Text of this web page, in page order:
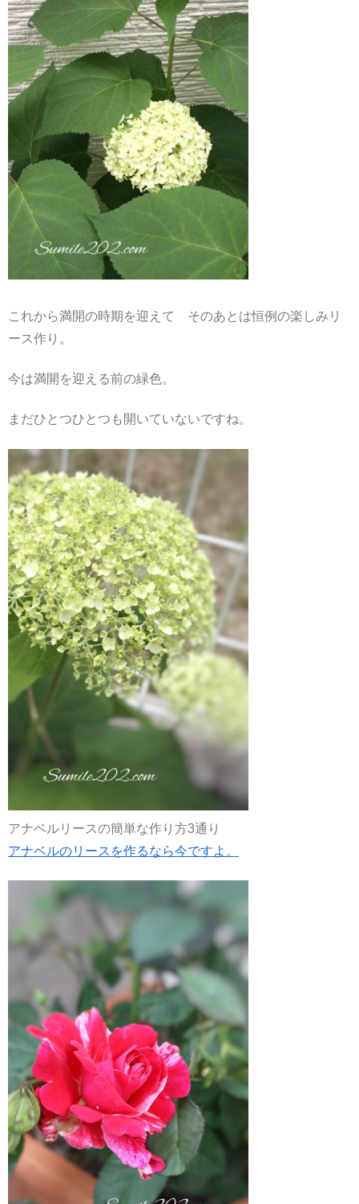
これから満開の時期を迎えて そのあとは恒例の楽しみリ
ース作り。
今は満開を迎える前の緑色。
まだひとつひとつも開いていないですね。
アナベルリースの簡単な作り方3通り
アナベルのリースを作るなら今ですよ。